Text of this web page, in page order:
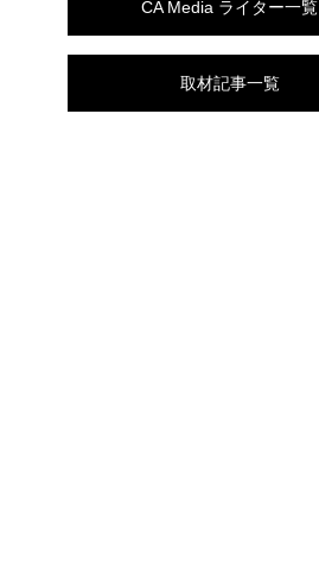
CA Media ライター一覧
取材記事一覧